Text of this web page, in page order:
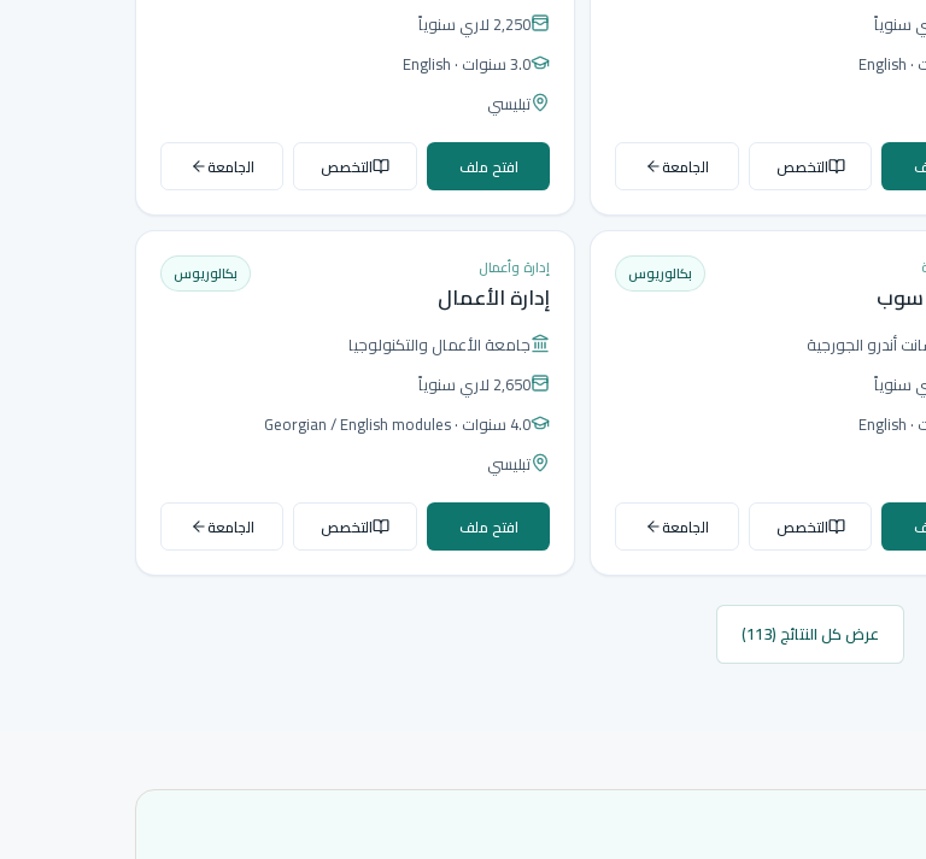
سنوياً
· English
التخصص الجامعة
2,250 لاري
سنوياً
3.0 سنوات
· English
تبليسي
افتح ملف التخصص الجامعة
بكالوريوس
أندرو الجورجية
سنوياً
· English
التخصص الجامعة
إدارة وأعمال
إدارة الأعمال
بكالوريوس
جامعة الأعمال والتكنولوجيا
2,650 لاري
سنوياً
4.0 سنوات
· Georgian / English modules
تبليسي
افتح ملف التخصص الجامعة
عرض كل النتائج (113)